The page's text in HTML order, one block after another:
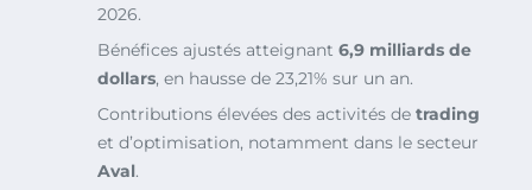
2026.
Bénéfices ajustés atteignant 6,9 milliards de
dollars, en hausse de 23,21% sur un an.
Contributions élevées des activités de trading
et d’optimisation, notamment dans le secteur
Aval.